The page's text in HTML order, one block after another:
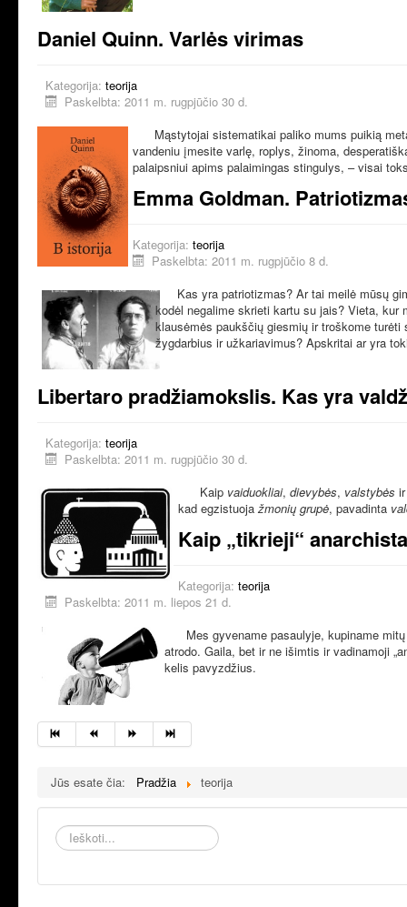
Daniel Quinn. Varlės virimas
Kategorija: teorija
Paskelbta: 2011 m. rugpjūčio 30 d.
Mąstytojai sistematikai paliko mums puikią
vandeniu įmesite varlę, roplys, žinoma,
palaipsniui apims palaimingas stingulys, – vi­sai
Emma Goldman.
Kategorija: teorija
Paskelbta: 2011 m. rugpjūčio 8 d.
Kas yra patriotizmas? Ar tai meilė mūsų
kodėl negalime skrieti kartu su jais? Vieta,
klausėmės paukščių giesmių ir troškome
žygdarbius ir užkariavimus? Apskritai ar yra
Libertaro pradžiamokslis. Kas yra
Kategorija: teorija
Paskelbta: 2011 m. rugpjūčio 30 d.
Kaip vaiduokliai, dievybės, valstybės
kad egzistuoja žmonių grupė, pavadinta
Kaip „tikrieji“
Kategorija: teorija
Paskelbta: 2011 m. liepos 21 d.
Mes gyvename pasaulyje, kupiname
atrodo. Gaila, bet ir ne išimtis ir vadinamoji
kelis pavyzdžius.
Jūs esate čia: Pradžia teorija
Ieškoti...